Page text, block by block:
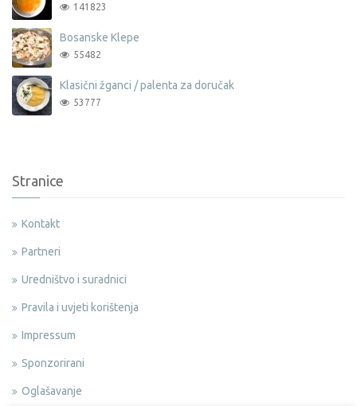
141823
Bosanske Klepe
55482
Klasični žganci / palenta za doručak
53777
Stranice
Kontakt
Partneri
Uredništvo i suradnici
Pravila i uvjeti korištenja
Impressum
Sponzorirani
Oglašavanje